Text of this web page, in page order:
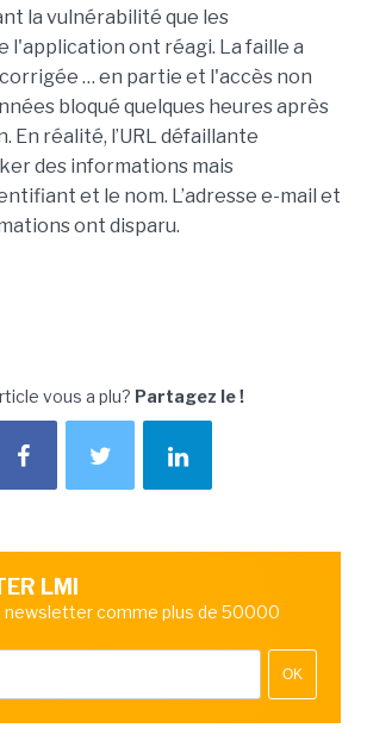
la vulnérabilité que les
l'application ont réagi. La faille a
… en partie et l'accès non
bloqué quelques heures après
En réalité, l’URL défaillante
des informations mais
et le nom. L’adresse e-mail et
ont disparu.
vous a plu? Partagez le !
LMI
newsletter comme plus de 50000
OK